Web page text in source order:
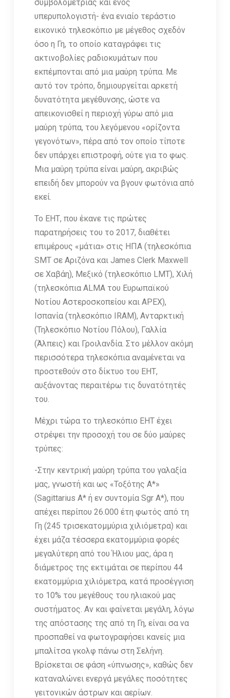
συμβολομετρίας και ενός
υπερυπολογιστή- ένα ενιαίο τεράστιο
εικονικό τηλεσκόπιο με μέγεθος σχεδόν
όσο η Γη, το οποίο καταγράφει τις
ακτινοβολίες ραδιοκυμάτων που
εκπέμπονται από μια μαύρη τρύπα. Με
αυτό τον τρόπο, δημιουργείται αρκετή
δυνατότητα μεγέθυνσης, ώστε να
απεικονισθεί η περιοχή γύρω από μια
μαύρη τρύπα, του λεγόμενου «ορίζοντα
γεγονότων», πέρα από τον οποίο τίποτε
δεν υπάρχει επιστροφή, ούτε για το φως.
Μια μαύρη τρύπα είναι μαύρη, ακριβώς
επειδή δεν μπορούν να βγουν φωτόνια από
εκεί.
Το ΕΗΤ, που έκανε τις πρώτες
παρατηρήσεις του το 2017, διαθέτει
επιμέρους «μάτια» στις ΗΠΑ (τηλεσκόπια
SMT σε Αριζόνα και James Clerk Maxwell
σε Χαβάη), Μεξικό (τηλεσκόπιο LMT), Χιλή
(τηλεσκόπια ALMA του Ευρωπαϊκού
Νοτίου Αστεροσκοπείου και APEX),
Ισπανία (τηλεσκόπιο IRAM), Ανταρκτική
(Τηλεσκόπιο Νοτίου Πόλου), Γαλλία
(Άλπεις) και Γροιλανδία. Στο μέλλον ακόμη
περισσότερα τηλεσκόπια αναμένεται να
προστεθούν στο δίκτυο του ΕΗΤ,
αυξάνοντας περαιτέρω τις δυνατότητές
του.
Μέχρι τώρα το τηλεσκόπιο ΕΗΤ έχει
στρέψει την προσοχή του σε δύο μαύρες
τρύπες:
-Στην κεντρική μαύρη τρύπα του γαλαξία
μας, γνωστή και ως «Τοξότης Α*»
(Sagittarius A* ή εν συντομία Sgr A*), που
απέχει περίπου 26.000 έτη φωτός από τη
Γη (245 τρισεκατομμύρια χιλιόμετρα) και
έχει μάζα τέσσερα εκατομμύρια φορές
μεγαλύτερη από του Ήλιου μας, άρα η
διάμετρος της εκτιμάται σε περίπου 44
εκατομμύρια χιλιόμετρα, κατά προσέγγιση
το 10% του μεγέθους του ηλιακού μας
συστήματος. Αν και φαίνεται μεγάλη, λόγω
της απόστασης της από τη Γη, είναι σα να
προσπαθεί να φωτογραφήσει κανείς μια
μπαλίτσα γκολφ πάνω στη Σελήνη.
Βρίσκεται σε φάση «ύπνωσης», καθώς δεν
καταναλώνει ενεργά μεγάλες ποσότητες
γειτονικών άστρων και αερίων.